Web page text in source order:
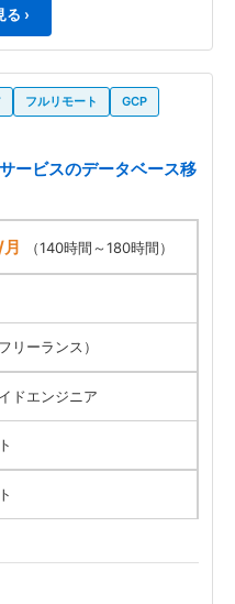
る ›
フルリモート
GCP
ービスのデータベース移
（140時間～180時間）
リーランス）
ドエンジニア